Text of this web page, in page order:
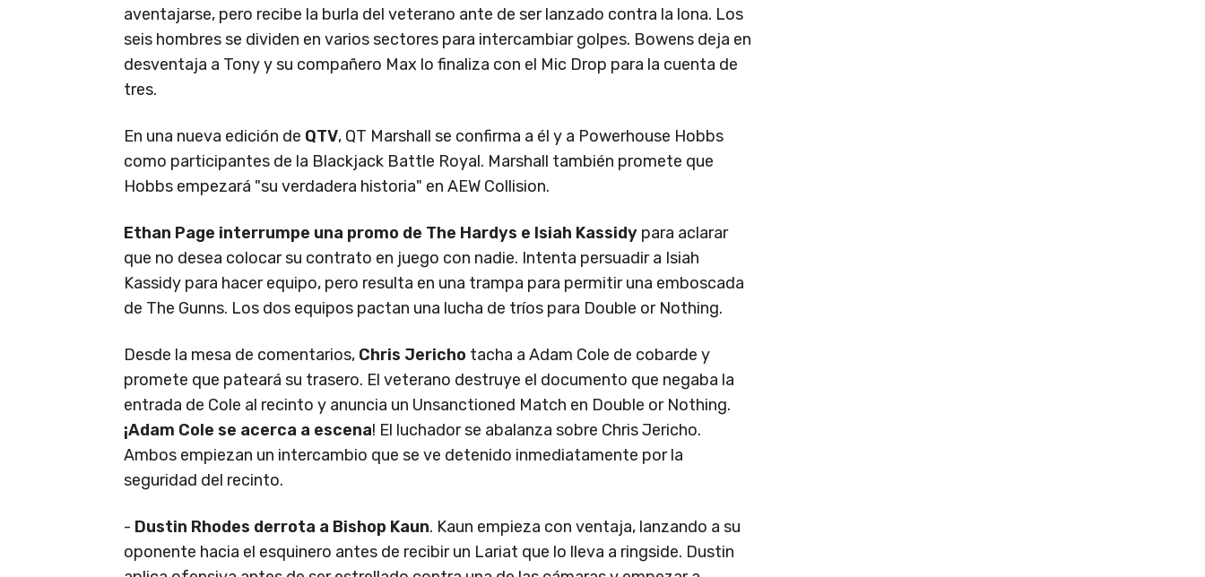
aventajarse, pero recibe la burla del veterano ante de ser lanzado contra la lona. Los
seis hombres se dividen en varios sectores para intercambiar golpes. Bowens deja en
desventaja a Tony y su compañero Max lo finaliza con el Mic Drop para la cuenta de
tres.
En una nueva edición de QTV, QT Marshall se confirma a él y a Powerhouse Hobbs
como participantes de la Blackjack Battle Royal. Marshall también promete que
Hobbs empezará "su verdadera historia" en AEW Collision.
Ethan Page interrumpe una promo de The Hardys e Isiah Kassidy para aclarar
que no desea colocar su contrato en juego con nadie. Intenta persuadir a Isiah
Kassidy para hacer equipo, pero resulta en una trampa para permitir una emboscada
de The Gunns. Los dos equipos pactan una lucha de tríos para Double or Nothing.
Desde la mesa de comentarios, Chris Jericho tacha a Adam Cole de cobarde y
promete que pateará su trasero. El veterano destruye el documento que negaba la
entrada de Cole al recinto y anuncia un Unsanctioned Match en Double or Nothing.
¡Adam Cole se acerca a escena! El luchador se abalanza sobre Chris Jericho.
Ambos empiezan un intercambio que se ve detenido inmediatamente por la
seguridad del recinto.
- Dustin Rhodes derrota a Bishop Kaun. Kaun empieza con ventaja, lanzando a su
oponente hacia el esquinero antes de recibir un Lariat que lo lleva a ringside. Dustin